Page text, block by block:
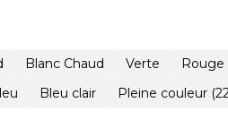
Blanc Chaud Verte Rouge
Bleu clair Pleine couleur